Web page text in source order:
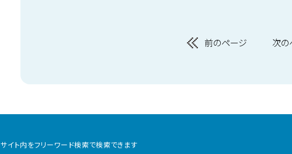
前のページ 次の
サイト内をフリーワード検索で検索できます